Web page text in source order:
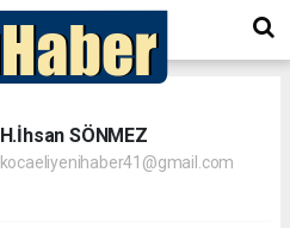
H.İhsan SÖNMEZ
kocaeliyenihaber41@gmail.com